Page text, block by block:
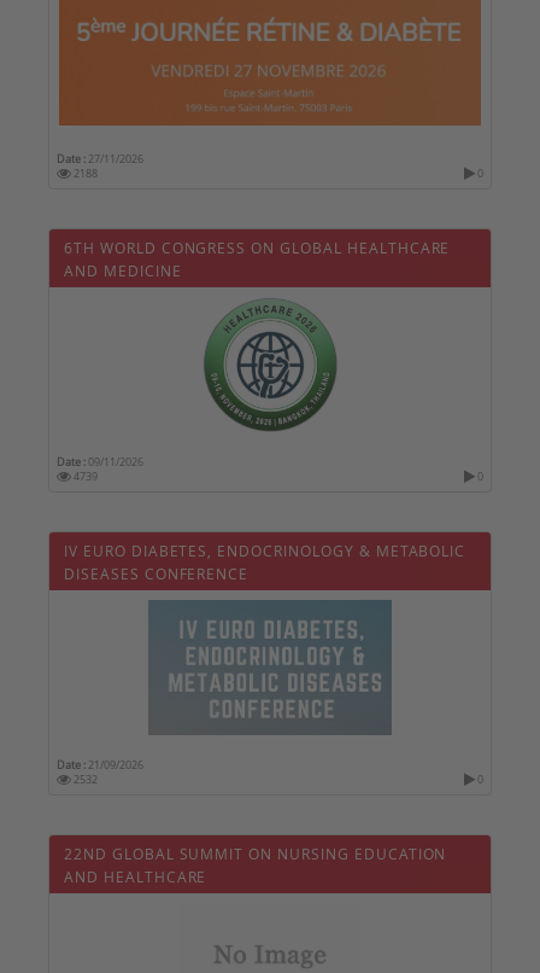
Date : 27/11/2026
2188
0
6TH WORLD CONGRESS ON GLOBAL HEALTHCARE
AND MEDICINE
Date :09/11/2026
4739
0
IV EURO DIABETES, ENDOCRINOLOGY & METABOLIC
DISEASES CONFERENCE
Date : 21/09/2026
2532
0
22ND GLOBAL SUMMIT ON NURSING EDUCATION
AND HEALTHCARE